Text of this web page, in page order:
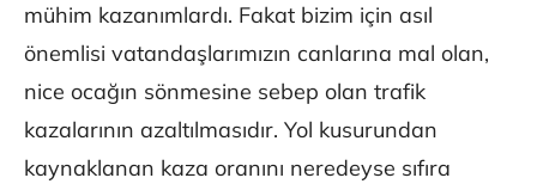
mühim kazanımlardı. Fakat bizim için asıl
önemlisi vatandaşlarımızın canlarına mal olan,
nice ocağın sönmesine sebep olan trafik
kazalarının azaltılmasıdır. Yol kusurundan
kaynaklanan kaza oranını neredeyse sıfıra